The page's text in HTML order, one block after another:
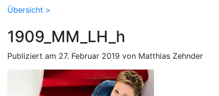
Übersicht >
1909_MM_LH_h
Publiziert am 27. Februar 2019 von Matthias Zehnder